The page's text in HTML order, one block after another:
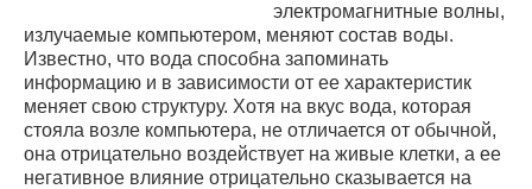
электромагнитные волны,
излучаемые компьютером, меняют состав воды.
Известно, что вода способна запоминать
информацию и в зависимости от ее характеристик
меняет свою структуру. Хотя на вкус вода, которая
стояла возле компьютера, не отличается от обычной,
она отрицательно воздействует на живые клетки, а ее
негативное влияние отрицательно сказывается на